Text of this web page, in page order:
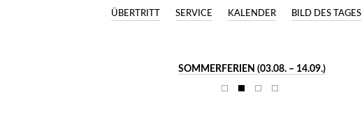
BILD DES TAGES
KALENDER
SERVICE
ÜBERTRITT
SOMMERFERIEN (03.08. – 14.09.)